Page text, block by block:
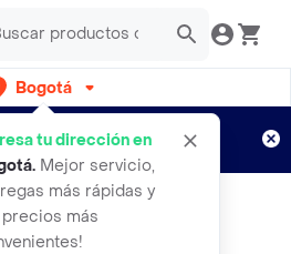
Bogotá
tu dirección en
. Mejor servicio,
más rápidas y
precios más
por semanas
Aplican TyC